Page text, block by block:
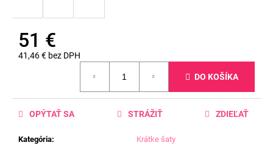
51 €
41,46 € bez DPH
DO KOŠÍKA
Kategória:
Krátke šaty
OPÝTAŤ SA STRÁŽIŤ ZDIEĽAŤ